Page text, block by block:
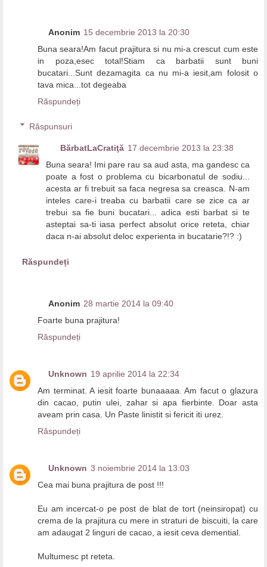
Anonim 15 decembrie 2013 la 20:30
Buna seara!Am facut prajitura si nu mi-a crescut cum este
in poza,esec total!Stiam ca barbatii sunt buni
bucatari...Sunt dezamagita ca nu mi-a iesit,am folosit o
tava mica...tot degeaba
Răspundeți
Răspunsuri
BărbatLaCratiţă 17 decembrie 2013 la 23:38
Buna seara! Imi pare rau sa aud asta, ma gandesc ca
poate a fost o problema cu bicarbonatul de sodiu...
acesta ar fi trebuit sa faca negresa sa creasca. N-am
inteles care-i treaba cu barbatii care se zice ca ar
trebui sa fie buni bucatari... adica esti barbat si te
asteptai sa-ti iasa perfect absolut orice reteta, chiar
daca n-ai absolut deloc experienta in bucatarie?!? :)
Răspundeți
Anonim 28 martie 2014 la 09:40
Foarte buna prajitura!
Răspundeți
Unknown 19 aprilie 2014 la 22:34
Am terminat. A iesit foarte bunaaaaa. Am facut o glazura
din cacao, putin ulei, zahar si apa fierbinte. Doar asta
aveam prin casa. Un Paste linistit si fericit iti urez.
Răspundeți
Unknown 3 noiembrie 2014 la 13:03
Cea mai buna prajitura de post !!!
Eu am incercat-o pe post de blat de tort (neinsiropat) cu
crema de la prajitura cu mere in straturi de biscuiti, la care
am adaugat 2 linguri de cacao, a iesit ceva demential.
Multumesc pt reteta.